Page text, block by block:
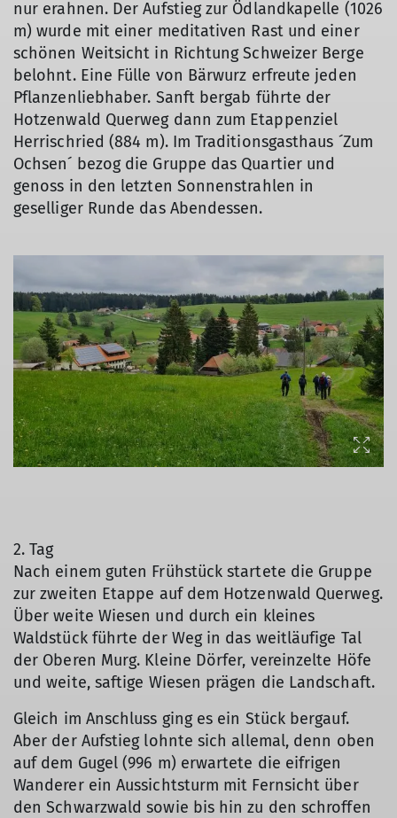
nur erahnen. Der Aufstieg zur Ödlandkapelle (1026
m) wurde mit einer meditativen Rast und einer
schönen Weitsicht in Richtung Schweizer Berge
belohnt. Eine Fülle von Bärwurz erfreute jeden
Pflanzenliebhaber. Sanft bergab führte der
Hotzenwald Querweg dann zum Etappenziel
Herrischried (884 m). Im Traditionsgasthaus ´Zum
Ochsen´ bezog die Gruppe das Quartier und
genoss in den letzten Sonnenstrahlen in
geselliger Runde das Abendessen.
2. Tag
Nach einem guten Frühstück startete die Gruppe
zur zweiten Etappe auf dem Hotzenwald Querweg.
Über weite Wiesen und durch ein kleines
Waldstück führte der Weg in das weitläufige Tal
der Oberen Murg. Kleine Dörfer, vereinzelte Höfe
und weite, saftige Wiesen prägen die Landschaft.
Gleich im Anschluss ging es ein Stück bergauf.
Aber der Aufstieg lohnte sich allemal, denn oben
auf dem Gugel (996 m) erwartete die eifrigen
Wanderer ein Aussichtsturm mit Fernsicht über
den Schwarzwald sowie bis hin zu den schroffen